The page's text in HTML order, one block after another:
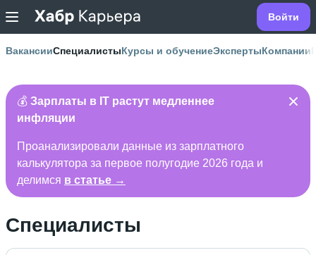
Войти
ВакансииСпециалистыКурсы и обучениеЭкспертыКомпании
💰 Зарплаты в IT растут медленнее
инфляции
Проанализировали данные из зарплатного
калькулятора за первое полугодие 2026 года и
делимся в статье →
Специалисты